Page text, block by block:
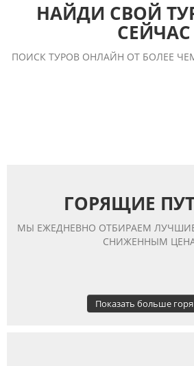
НАЙДИ СВОЙ
СЕЙЧАС
ПОИСК ТУРОВ ОНЛАЙН ОТ БОЛЕЕ
ГОРЯЩИЕ
МЫ ЕЖЕДНЕВНО ОТБИРАЕМ
СНИЖЕННЫМ
Показать больше